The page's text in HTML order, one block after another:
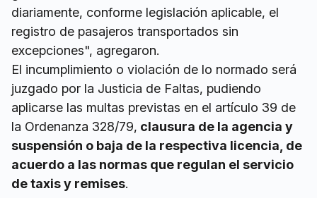
diariamente, conforme legislación aplicable, el
registro de pasajeros transportados sin
excepciones", agregaron.
El incumplimiento o violación de lo normado será
juzgado por la Justicia de Faltas, pudiendo
aplicarse las multas previstas en el artículo 39 de
la Ordenanza 328/79, clausura de la agencia y
suspensión o baja de la respectiva licencia, de
acuerdo a las normas que regulan el servicio
de taxis y remises.